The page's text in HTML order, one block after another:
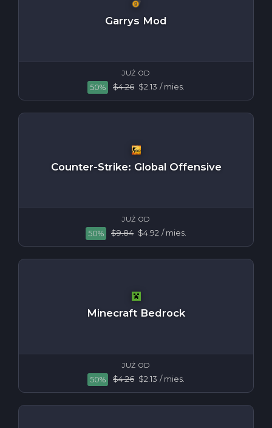
Garrys Mod
JUŻ OD
50% $4.26 $2.13 / mies.
Counter-Strike: Global Offensive
JUŻ OD
50% $9.84 $4.92 / mies.
Minecraft Bedrock
JUŻ OD
50% $4.26 $2.13 / mies.